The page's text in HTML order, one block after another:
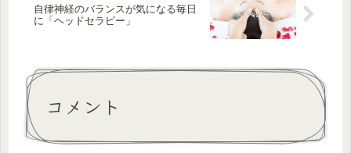
自律神経のバランスが気になる毎日
に「ヘッドセラピー」
コメント